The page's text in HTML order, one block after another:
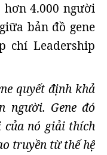
4.000 người
bản đồ gene
chí Leadership
quyết định khả
người. Gene đó
của nó giải thích
truyền từ thế hệ